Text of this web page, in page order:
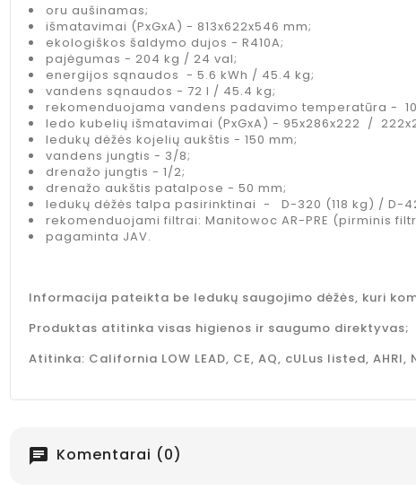
oru aušinamas;
išmatavimai (PxGxA) - 813x622x546 mm;
ekologiškos šaldymo dujos - R410A;
pajėgumas - 204 kg / 24 val;
energijos sąnaudos - 5.6 kWh / 45.4 kg;
vandens sąnaudos - 72 l / 45.4 kg;
rekomenduojama vandens padavimo temperatūra -
ledo kubelių išmatavimai (PxGxA) - 95x286x222 /
ledukų dėžėskojelių aukštis - 150 mm;
vandens jungtis - 3/8;
drenažo jungtis - 1/2;
drenažo aukštis patalpose - 50 mm;
ledukų dėžės talpa pasirinktinai - D-320 (118 kg) / D-
rekomenduojami filtrai: Manitowoc AR-PRE (pirminis
pagaminta JAV.
Informacija pateikta be ledukų saugojimo dėžės, kuri
Produktas atitinka visas higienos ir saugumo direktyvas;
Atitinka: California LOW LEAD, CE, AQ, cULus listed, AHRI,
chat Komentarai (0)